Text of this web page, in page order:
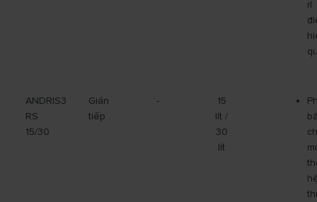
rỉ
ANDRIS3
RS
15/30
Gián
tiếp
-
15
lít /
30
lít